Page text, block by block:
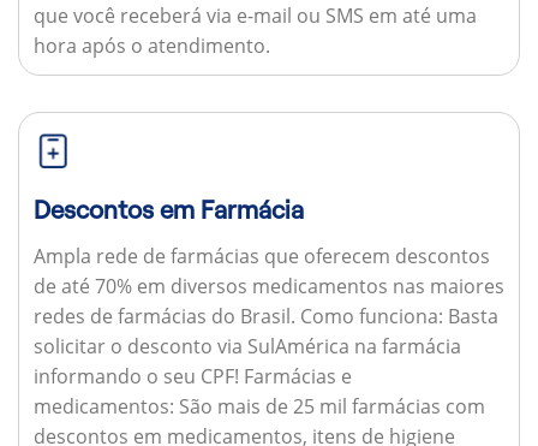
que você receberá via e-mail ou SMS em até uma
hora após o atendimento.
Descontos em Farmácia
Ampla rede de farmácias que oferecem descontos
de até 70% em diversos medicamentos nas maiores
redes de farmácias do Brasil. Como funciona: Basta
solicitar o desconto via SulAmérica na farmácia
informando o seu CPF! Farmácias e
medicamentos: São mais de 25 mil farmácias com
descontos em medicamentos, itens de higiene